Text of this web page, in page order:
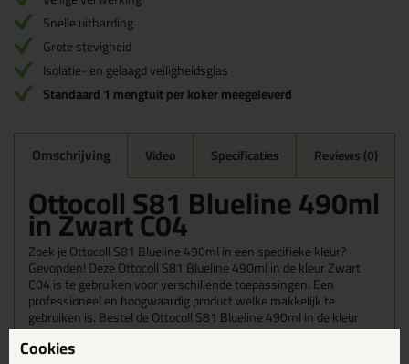
Snelle uitharding
Grote stevigheid
Isolatie- en gelaagd veiligheidsglas
Standaard 1 mengtuit per koker meegeleverd
Omschrijving Video Specificaties Reviews (0)
Ottocoll S81 Blueline 490ml
in Zwart C04
Zoek je Ottocoll S81 Blueline 490ml in een specifieke kleur?
Gevonden! Deze Ottocoll S81 Blueline 490ml in de kleur Zwart
C04 is te gebruiken voor verschillende toepassingen. Een
professioneel en hoogwaardig product welke makkelijk te
gebruiken is. Bestel de Ottocoll S81 Blueline 490ml in de kleur
Zwart C04 vandaag nog! Op voorraad en op werkdagen besteld =
morgen in huis.
Cookies